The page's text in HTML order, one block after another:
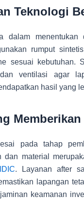
Teknologi
dalam menentukan
rumput
sesuai kebutuhan.
ventilasi agar
hasil yang
Memberikan
pada tahap
dan material
. Layanan after
lapangan
keamanan